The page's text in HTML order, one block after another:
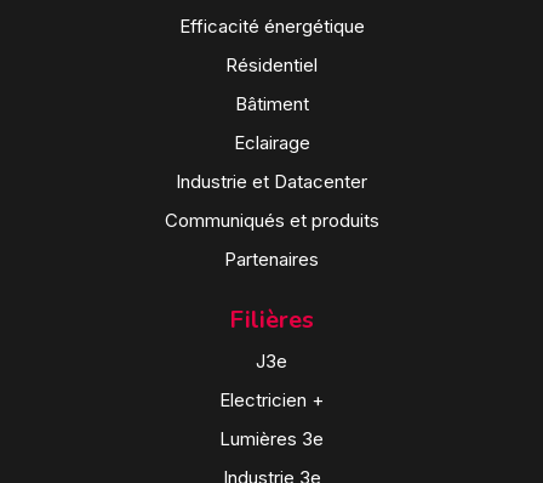
Efficacité énergétique
Résidentiel
Bâtiment
Eclairage
Industrie et Datacenter
Communiqués et produits
Partenaires
Filières
J3e
Electricien +
Lumières 3e
Industrie 3e